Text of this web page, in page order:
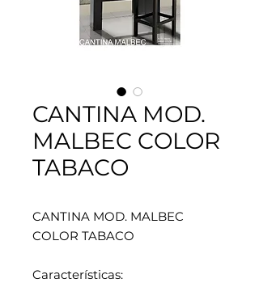
CANTINA MOD.
MALBEC COLOR
TABACO
CANTINA MOD. MALBEC
COLOR TABACO
Características: